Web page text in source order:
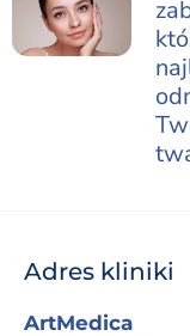
Adres kliniki
ArtMedica